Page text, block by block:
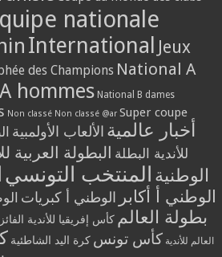
nationale
International Jeux
des Champions National A
hommes National B dames
Non classé Non classé @ar Super coupe
أخبار عالمية الألعاب الأولمبية
للأندية البطلة البطولة العربية
الوطنية المنتخب التونسي
الوطني أ أكابر الوطني أ كبريات
بطولة العالم كأس إفريقيا للأندية
العالم للأندية كأس تونس كرة اليد الشاطئية